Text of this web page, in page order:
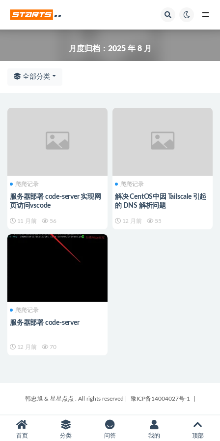
月度归档： 2025 年 8 月
全部分类
爬爬记录
服务器部署 code-server 实现网
页访问vscode
11 月前 56
爬爬记录
解决 CentOS中因 Tailscale 引起
的 DNS 解析问题
12 月前 55
爬爬记录
服务器部署 code-server
12 月前 70
韩忠旭 & 星星点点 . All rights reserved 豫ICP备14004027号-1
首页 分类 问答 我的 顶部